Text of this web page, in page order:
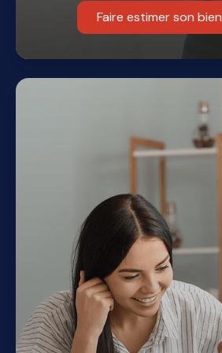
Faire estimer son bien